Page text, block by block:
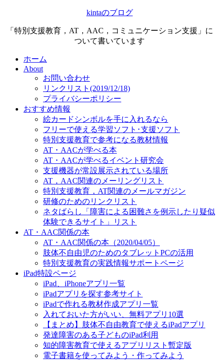
kintaのブログ
「特別支援教育，AT，AAC，コミュニケーション支援」に
ついて書いています
ホーム
About
お問い合わせ
リンクリスト(2019/12/18)
プライバシーポリシー
おすすめ情報
絵カードシンボルを手に入れるなら
フリーで使える学習ソフト･支援ソフト
特別支援教育で参考になる教材情報
AT・AACが学べる本
AT・AACが学べるイベント研究会
支援機器が常設展示されている場所
AT，AAC関連のメーリングリスト
特別支援教育，AT関連のメールマガジン
研修のためのリンクリスト
ネタばらし「障害による困難さを例示したり疑似
体験できるサイト」リスト
AT・AAC関係の本
AT・AAC関係の本（2020/04/05）
肢体不自由児のためのタブレットPCの活用
特別支援教育の実践情報サポートページ
iPad特設ページ
iPad、iPhoneアプリ一覧
iPadアプリを探す参考サイト
iPadで作れる教材作成アプリ一覧
入れておいた方がいい、無料アプリ10選
【まとめ】肢体不自由教育で使えるiPadアプリ
発達障害のある子どものiPad利用
知的障害教育で使えるアプリリスト暫定版
電子書籍を使ってみよう・作ってみよう